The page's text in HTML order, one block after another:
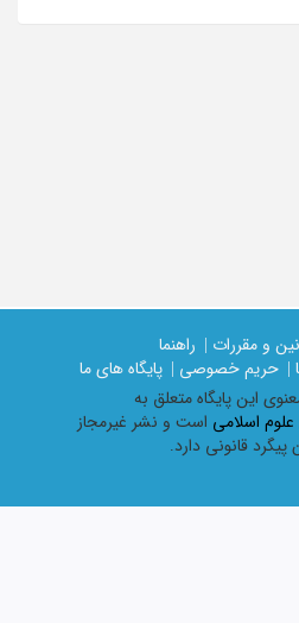
و مقررات |
راهنما
حریم خصوصی |
پایگاه های ما
اين پايگاه متعلق به
علوم اسلامی است و نشر غیرمجاز
پیگرد قانونی دارد.